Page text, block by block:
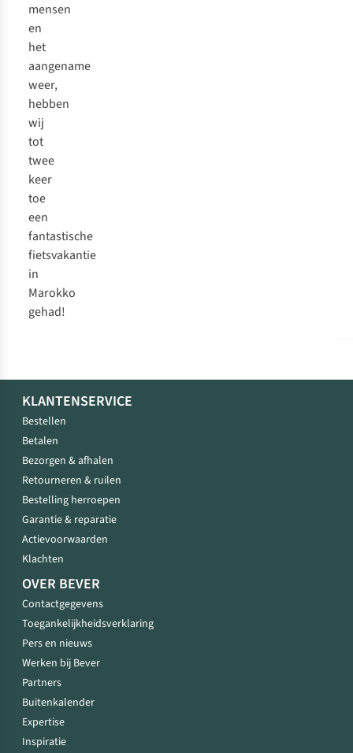
mensen
en
het
aangename
weer,
hebben
wij
tot
twee
keer
toe
een
fantastische
fietsvakantie
in
Marokko
gehad!
KLANTENSERVICE
Bestellen
Betalen
Bezorgen & afhalen
Retourneren & ruilen
Bestelling herroepen
Garantie & reparatie
Actievoorwaarden
Klachten
OVER BEVER
Contactgegevens
Toegankelijkheidsverklaring
Pers en nieuws
Werken bij Bever
Partners
Buitenkalender
Expertise
Inspiratie